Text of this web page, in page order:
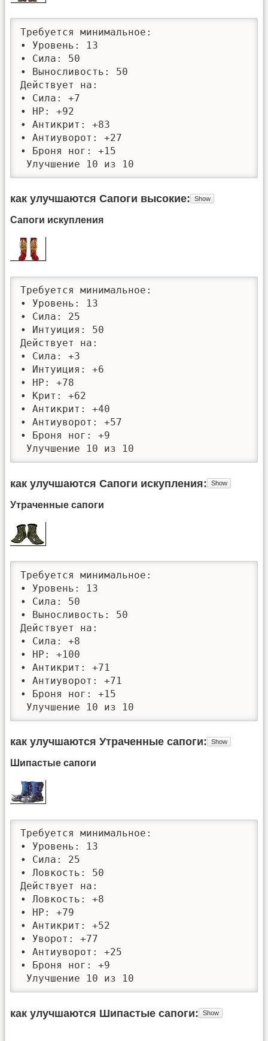
Требуется минимальное:
• Уровень: 13
• Сила: 50
• Выносливость: 50
Действует на:
• Сила: +7
• HP: +92
• Антикрит: +83
• Антиуворот: +27
• Броня ног: +15
Улучшение 10 из 10
как улучшаются Сапоги высокие
Сапоги искупления
Требуется минимальное:
• Уровень: 13
• Сила: 25
• Интуиция: 50
Действует на:
• Сила: +3
• Интуиция: +6
• HP: +78
• Крит: +62
• Антикрит: +40
• Антиуворот: +57
• Броня ног: +9
Улучшение 10 из 10
как улучшаются Сапоги искупления
Утраченные сапоги
Требуется минимальное:
• Уровень: 13
• Сила: 50
• Выносливость: 50
Действует на:
• Сила: +8
• HP: +100
• Антикрит: +71
• Антиуворот: +71
• Броня ног: +15
Улучшение 10 из 10
как улучшаются Утраченные сапоги
Шипастые сапоги
Требуется минимальное:
• Уровень: 13
• Сила: 25
• Ловкость: 50
Действует на:
• Ловкость: +8
• HP: +79
• Антикрит: +52
• Уворот: +77
• Антиуворот: +25
• Броня ног: +9
Улучшение 10 из 10
как улучшаются Шипастые сапоги